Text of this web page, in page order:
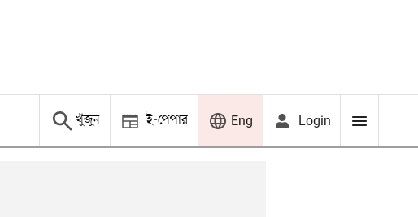
খুঁজুন ই-পেপার Eng Login